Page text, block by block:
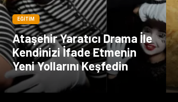
EĞITIM
Ataşehir Yaratıcı Drama İle
Kendinizi İfade Etmenin
Yeni Yollarını Keşfedin